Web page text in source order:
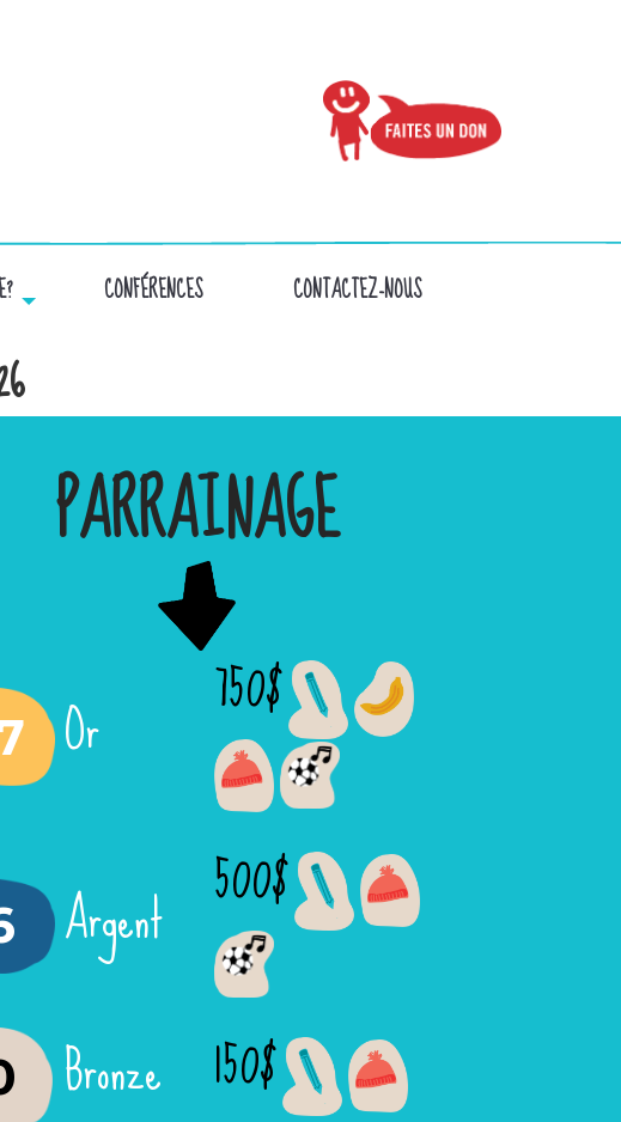
CONFÉRENCES CONTACTEZ-NOUS
PARRAINAGE
Or 750$
Argent 500$
Bronze 150$